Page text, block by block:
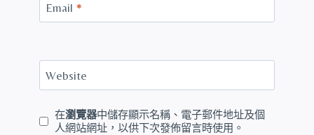
Email *
Website
在瀏覽器中儲存顯示名稱、電子郵件地址及個
人網站網址，以供下次發佈留言時使用。